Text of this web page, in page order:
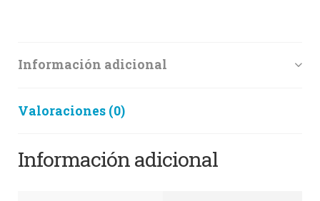
Información adicional
Valoraciones (0)
Información adicional